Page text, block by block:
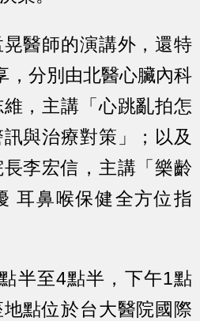
醫師的演講外，還特
，分別由北醫心臟內科
，主講「心跳亂拍怎
與治療對策」；以及
李宏信，主講「樂齡
耳鼻喉保健全方位指
半至4點半，下午1點
點位於台大醫院國際